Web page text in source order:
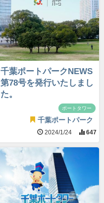
千葉ポートパークNEWS
第78号を発行いたしまし
た。
ポートタワー
千葉ポートパーク
2024/1/24 647